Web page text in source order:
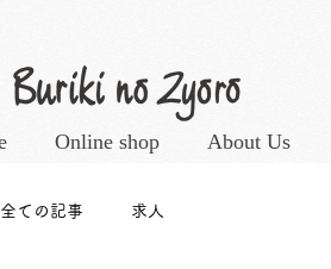
Online shop About Us
全ての記事 求人